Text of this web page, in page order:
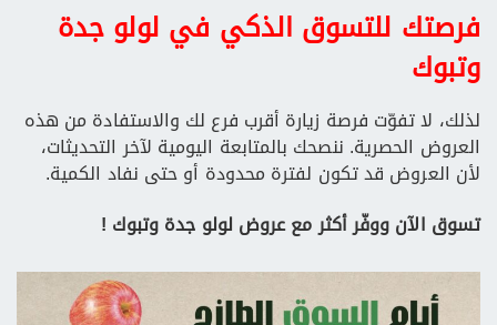
فرصتك للتسوق الذكي في لولو جدة
وتبوك
لذلك، لا تفوّت فرصة زيارة أقرب فرع لك والاستفادة من هذه
العروض الحصرية. ننصحك بالمتابعة اليومية لآخر التحديثات،
لأن العروض قد تكون لفترة محدودة أو حتى نفاد الكمية.
تسوق الآن ووفّر أكثر مع عروض لولو جدة وتبوك !